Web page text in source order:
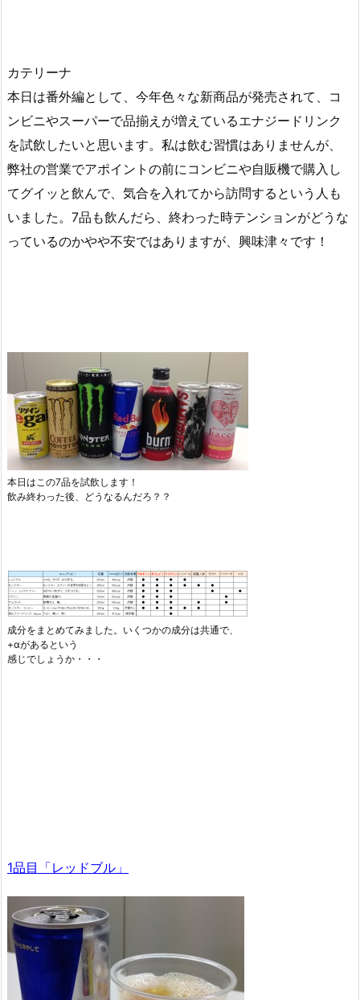
カテリーナ
本日は番外編として、今年色々な新商品が発売されて、コ
ンビニやスーパーで品揃えが増えているエナジードリンク
を試飲したいと思います。私は飲む習慣はありませんが、
弊社の営業でアポイントの前にコンビニや自販機で購入し
てグイッと飲んで、気合を入れてから訪問するという人も
いました。7品も飲んだら、終わった時テンションがどうな
っているのかやや不安ではありますが、興味津々です！
本日はこの7品を試飲します！
飲み終わった後、どうなるんだろ？？
成分をまとめてみました。いくつかの成分は共通で、
+αがあるという
感じでしょうか・・・
1品目「レッドブル」